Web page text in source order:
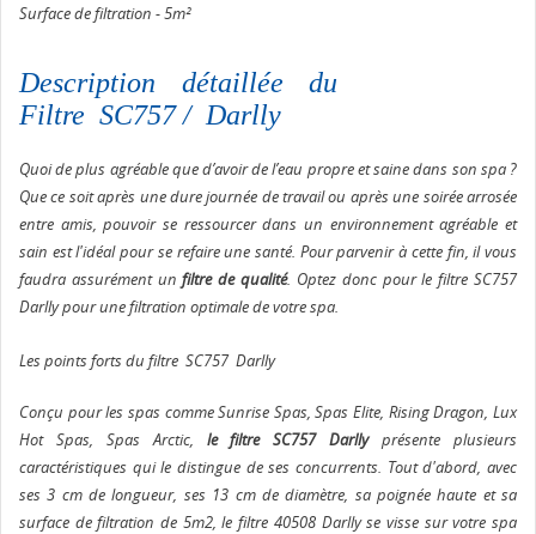
Surface de filtration - 5m²
Description détaillée du
Filtre SC757 / Darlly
Quoi de plus agréable que d’avoir de l’eau propre et saine dans son spa ?
Que ce soit après une dure journée de travail ou après une soirée arrosée
entre amis, pouvoir se ressourcer dans un environnement agréable et
sain est l'idéal pour se refaire une santé. Pour parvenir à cette fin, il vous
faudra assurément unfiltre de qualité. Optez donc pour le filtre SC757
Darlly pour une filtration optimale de votre spa.
Les points forts du filtre SC757 Darlly
Conçu pour les spas comme Sunrise Spas, Spas Elite, Rising Dragon, Lux
Hot Spas, Spas Arctic, le filtre SC757 Darllyprésente plusieurs
caractéristiques qui le distingue de ses concurrents. Tout d'abord, avec
ses 3 cm de longueur, ses 13 cm de diamètre, sa poignée haute et sa
surface de filtration de 5m2, le filtre 40508 Darlly se visse sur votre spa